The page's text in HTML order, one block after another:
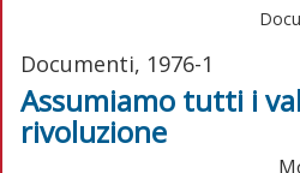
Documenti, 1976-1
Assumiamo tutti i
rivoluzione